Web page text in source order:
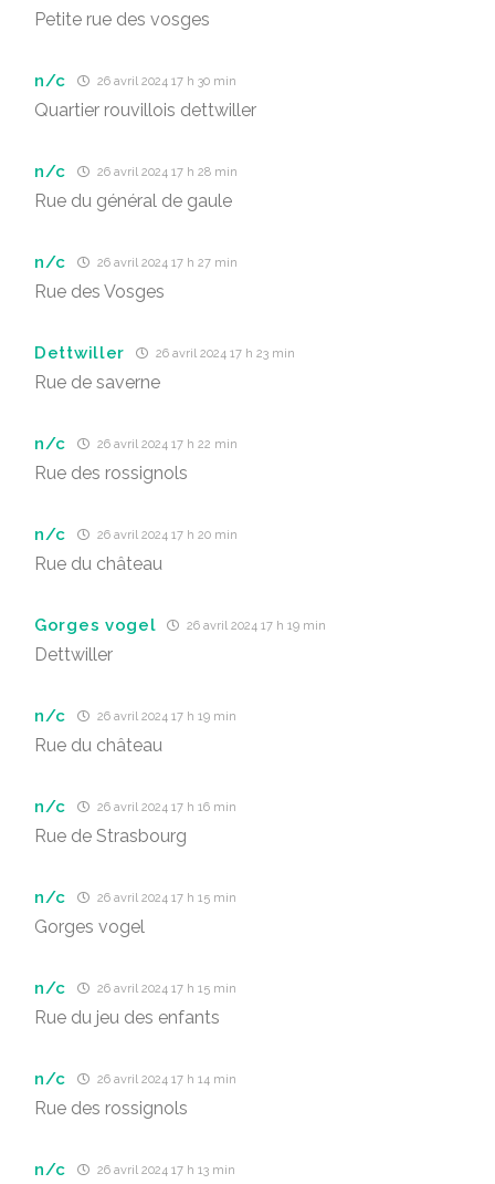
Petite rue des vosges
n/c 26 avril 2024 17 h 30 min
Quartier rouvillois dettwiller
n/c 26 avril 2024 17 h 28 min
Rue du général de gaule
n/c 26 avril 2024 17 h 27 min
Rue des Vosges
Dettwiller 26 avril 2024 17 h 23 min
Rue de saverne
n/c 26 avril 2024 17 h 22 min
Rue des rossignols
n/c 26 avril 2024 17 h 20 min
Rue du château
Gorges vogel 26 avril 2024 17 h 19 min
Dettwiller
n/c 26 avril 2024 17 h 19 min
Rue du château
n/c 26 avril 2024 17 h 16 min
Rue de Strasbourg
n/c 26 avril 2024 17 h 15 min
Gorges vogel
n/c 26 avril 2024 17 h 15 min
Rue du jeu des enfants
n/c 26 avril 2024 17 h 14 min
Rue des rossignols
n/c 26 avril 2024 17 h 13 min